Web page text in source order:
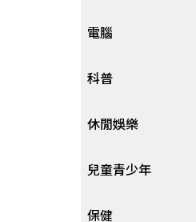
國中小參考書
歐語
東南亞語
閩南語/台語
其他語言
中文
地圖集
其他工具書
法律
政治
軍事
哲學
歷史地理
行銷廣告
談判溝通
電子商務&趨勢
生涯規劃
經營管理、成功學
電腦
軟體
硬體
技能檢定
電玩攻略
科普
大自然動植物
天文地理
物理化學
休閒娛樂
體育運動
音樂、樂譜
兒童青少年
0~3歲
保健